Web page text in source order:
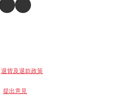
退貨及退款政策
提出意見